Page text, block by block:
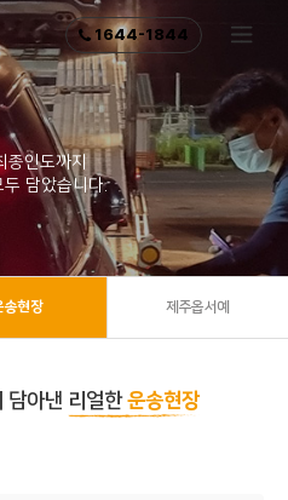
1644-1844
종인도까지
담았습니다.
송현장 제주옵서예
담아낸 리얼한운송현장